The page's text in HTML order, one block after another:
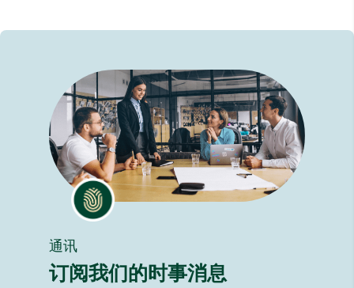
通讯
订阅我们的时事消息